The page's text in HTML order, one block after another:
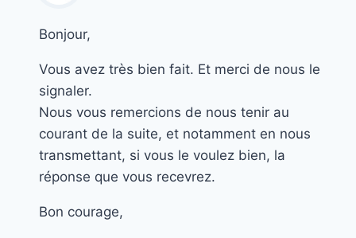
Bonjour,
Vous avez très bien fait. Et merci de nous le
signaler.
Nous vous remercions de nous tenir au
courant de la suite, et notamment en nous
transmettant, si vous le voulez bien, la
réponse que vous recevrez.
Bon courage,